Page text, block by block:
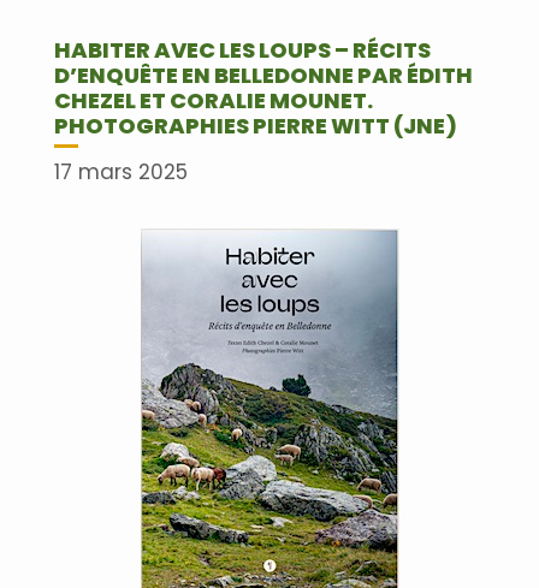
HABITER AVEC LES LOUPS – RÉCITS
D’ENQUÊTE EN BELLEDONNE PAR ÉDITH
CHEZEL ET CORALIE MOUNET.
PHOTOGRAPHIES PIERRE WITT (JNE)
17 mars 2025